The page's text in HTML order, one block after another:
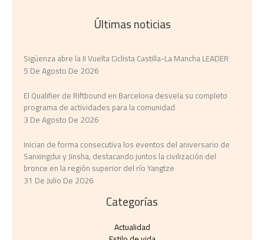
Últimas noticias
Sigüenza abre la II Vuelta Ciclista Castilla-La Mancha LEADER
5 De Agosto De 2026
El Qualifier de Riftbound en Barcelona desvela su completo
programa de actividades para la comunidad
3 De Agosto De 2026
Inician de forma consecutiva los eventos del aniversario de
Sanxingdui y Jinsha, destacando juntos la civilización del
bronce en la región superior del río Yangtze
31 De Julio De 2026
Categorías
Actualidad